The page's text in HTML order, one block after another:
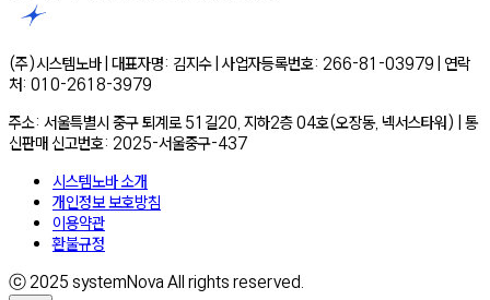
(주)시스템노바 | 대표자명: 김지수 | 사업자등록번호: 266-81-03979 | 연락
처: 010-2618-3979
주소: 서울특별시 중구 퇴계로 51길20, 지하2층 04호(오장동, 넥서스타워) | 통
신판매 신고번호: 2025-서울중구-437
시스템노바 소개
개인정보 보호방침
이용약관
환불규정
ⓒ 2025 systemNova All rights reserved.